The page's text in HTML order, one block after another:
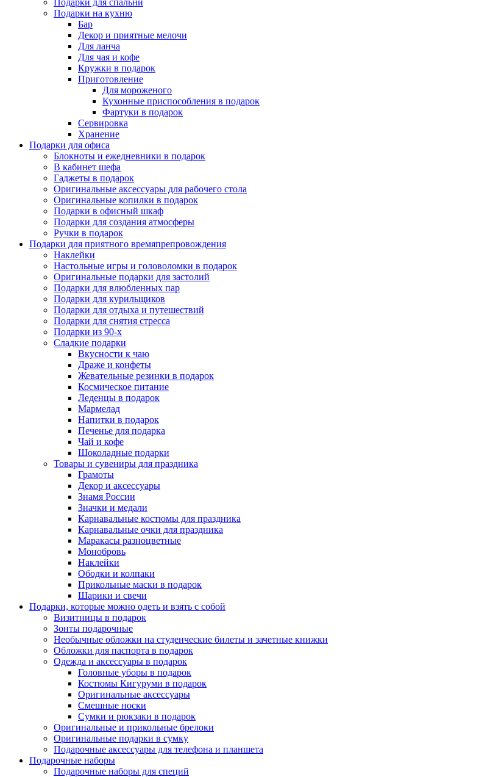
Подарки для спальни
Подарки на кухню
Бар
Декор и приятные мелочи
Для ланча
Для чая и кофе
Кружки в подарок
Приготовление
Для мороженого
Кухонные приспособления в подарок
Фартуки в подарок
Сервировка
Хранение
Подарки для офиса
Блокноты и ежедневники в подарок
В кабинет шефа
Гаджеты в подарок
Оригинальные аксессуары для рабочего стола
Оригинальные копилки в подарок
Подарки в офисный шкаф
Подарки для создания атмосферы
Ручки в подарок
Подарки для приятного времяпрепровождения
Наклейки
Настольные игры и головоломки в подарок
Оригинальные подарки для застолий
Подарки для влюбленных пар
Подарки для курильщиков
Подарки для отдыха и путешествий
Подарки для снятия стресса
Подарки из 90-х
Сладкие подарки
Вкусности к чаю
Драже и конфеты
Жевательные резинки в подарок
Космическое питание
Леденцы в подарок
Мармелад
Напитки в подарок
Печенье для подарка
Чай и кофе
Шоколадные подарки
Товары и сувениры для праздника
Грамоты
Декор и аксессуары
Знамя России
Значки и медали
Карнавальные костюмы для праздника
Карнавальные очки для праздника
Маракасы разноцветные
Монобровь
Наклейки
Ободки и колпаки
Прикольные маски в подарок
Шарики и свечи
Подарки, которые можно одеть и взять с собой
Визитницы в подарок
Зонты подарочные
Необычные обложки на студенческие билеты и зачетные книжки
Обложки для паспорта в подарок
Одежда и аксессуары в подарок
Головные уборы в подарок
Костюмы Кигуруми в подарок
Оригинальные аксессуары
Смешные носки
Сумки и рюкзаки в подарок
Оригинальные и прикольные брелоки
Оригинальные подарки в сумку
Подарочные аксессуары для телефона и планшета
Подарочные наборы
Подарочные наборы для специй